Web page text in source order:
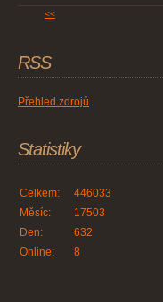
<<
RSS
Přehled zdrojů
Statistiky
Online: 8
Celkem:
446033
Měsíc:
17503
Den:
632